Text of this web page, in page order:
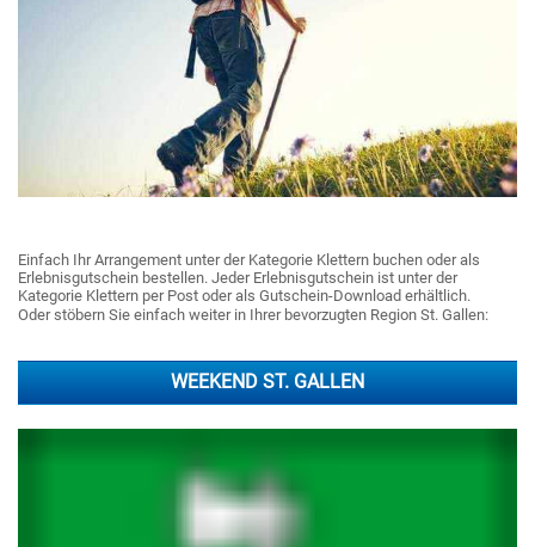
Einfach Ihr Arrangement unter der Kategorie Klettern buchen oder als
Erlebnisgutschein bestellen. Jeder Erlebnisgutschein ist unter der
Kategorie Klettern per Post oder als Gutschein-Download erhältlich.
Oder stöbern Sie einfach weiter in Ihrer bevorzugten Region St. Gallen:
WEEKEND ST. GALLEN